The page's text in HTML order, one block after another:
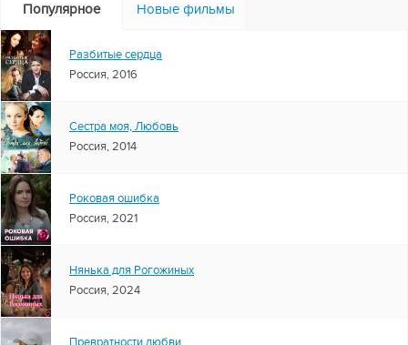
Популярное Новые фильмы
Разбитые сердца
Россия, 2016
Сестра моя, Любовь
Россия, 2014
Роковая ошибка
Россия, 2021
Нянька для Рогожиных
Россия, 2024